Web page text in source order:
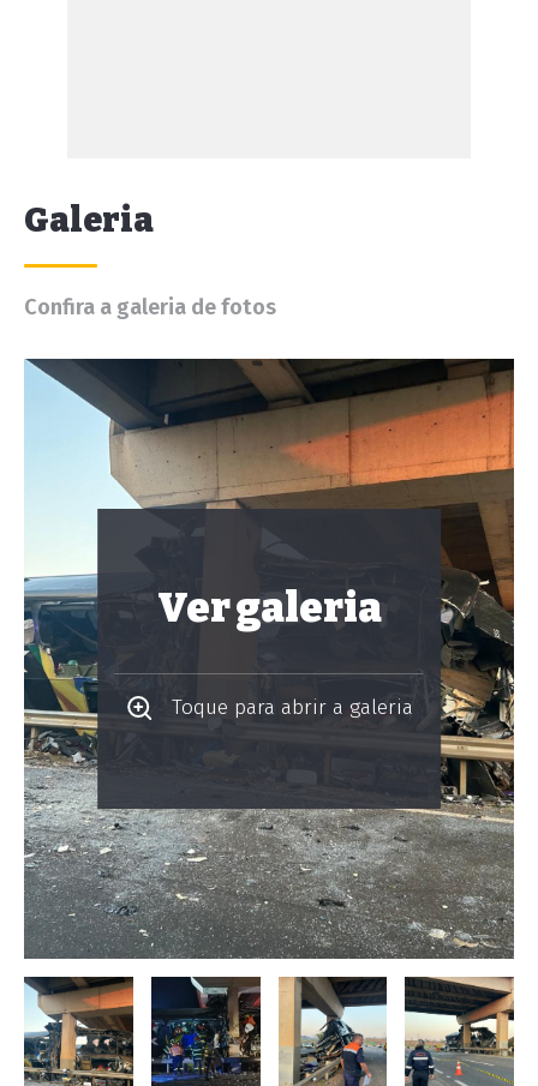
Galeria
Confira a galeria de fotos
Ver galeria
Toque para abrir a galeria